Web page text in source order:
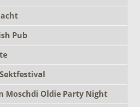
Pub
Moschdi Oldie Party Night